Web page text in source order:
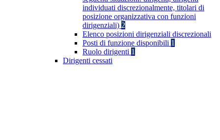
individuati discrezionalmente, titolari di
posizione organizzativa con funzioni
dirigenziali) 2
Elenco posizioni dirigenziali discrezionali
Posti di funzione disponibili 1
Ruolo dirigenti 1
Dirigenti cessati